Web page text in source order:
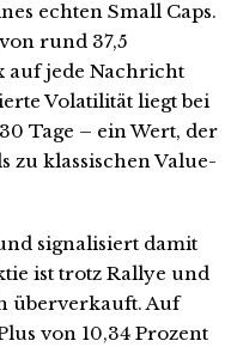
echten Small Caps.
rund 37,5
auf jede Nachricht
Volatilität liegt bei
Tage – ein Wert, der
zu klassischen Value-
signalisiert damit
ist trotz Rallye und
überverkauft. Auf
von 10,34 Prozent